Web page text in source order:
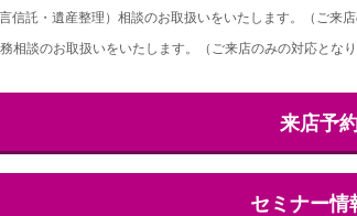
託・遺産整理）相談のお取扱いをいたします。（ご来店
談のお取扱いをいたします。（ご来店のみの対応となり
来店予
セミナー情